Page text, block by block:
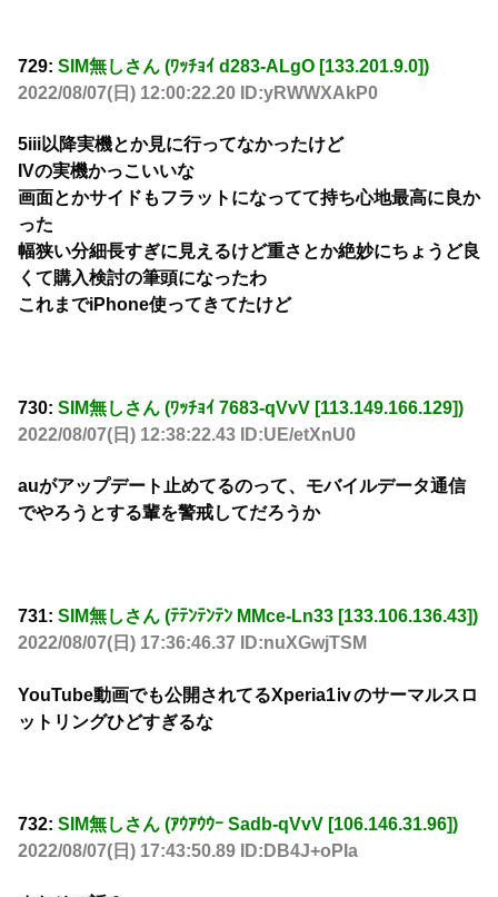
729: SIM無しさん (ﾜｯﾁｮｲ d283-ALgO [133.201.9.0])
2022/08/07(日) 12:00:22.20 ID:yRWWXAkP0
5iii以降実機とか見に行ってなかったけど
IVの実機かっこいいな
画面とかサイドもフラットになってて持ち心地最高に良か
った
幅狭い分細長すぎに見えるけど重さとか絶妙にちょうど良
くて購入検討の筆頭になったわ
これまでiPhone使ってきてたけど
730: SIM無しさん (ﾜｯﾁｮｲ 7683-qVvV [113.149.166.129])
2022/08/07(日) 12:38:22.43 ID:UE/etXnU0
auがアップデート止めてるのって、モバイルデータ通信
でやろうとする輩を警戒してだろうか
731: SIM無しさん (ﾃﾃﾝﾃﾝﾃﾝ MMce-Ln33 [133.106.136.43])
2022/08/07(日) 17:36:46.37 ID:nuXGwjTSM
YouTube動画でも公開されてるXperia1ⅳのサーマルスロ
ットリングひどすぎるな
732: SIM無しさん (ｱｳｱｳｳｰ Sadb-qVvV [106.146.31.96])
2022/08/07(日) 17:43:50.89 ID:DB4J+oPIa